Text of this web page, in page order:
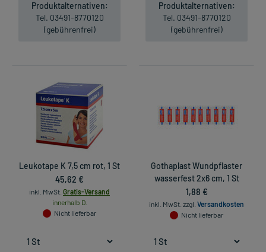
Produktalternativen:
Tel. 03491-8770120
(gebührenfrei)
Produktalternativen:
Tel. 03491-8770120
(gebührenfrei)
Leukotape K 7,5 cm rot, 1 St
45,62 €
inkl. MwSt. Gratis-Versand
innerhalb D.
Nicht lieferbar
Gothaplast Wundpflaster
wasserfest 2x6 cm, 1 St
1,88 €
inkl. MwSt. zzgl. Versandkosten
Nicht lieferbar